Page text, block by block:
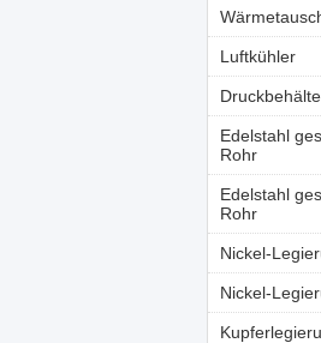
Luftkühler
Edelstahl
Rohr
Edelstahl
Rohr
Nickel-
Nickel-